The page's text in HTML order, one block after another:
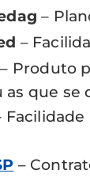
–
–
– Produto
as que
–